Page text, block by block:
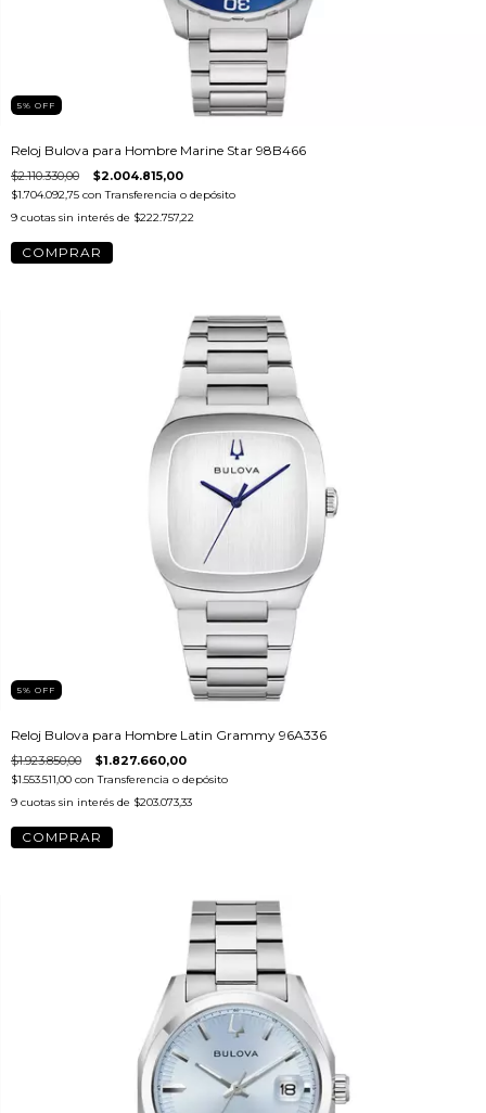
5% OFF
Reloj Bulova para Hombre Marine Star 98B466
$2.110.330,00 $2.004.815,00
$1.704.092,75 con Transferencia o depósito
9 cuotas sin interés de $222.757,22
5% OFF
Reloj Bulova para Hombre Latin Grammy 96A336
$1.923.850,00 $1.827.660,00
$1.553.511,00 con Transferencia o depósito
9 cuotas sin interés de $203.073,33